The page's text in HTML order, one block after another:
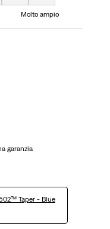
e 7 è uguale a Molto
Molto ampio
garanzia
Taper - Blue